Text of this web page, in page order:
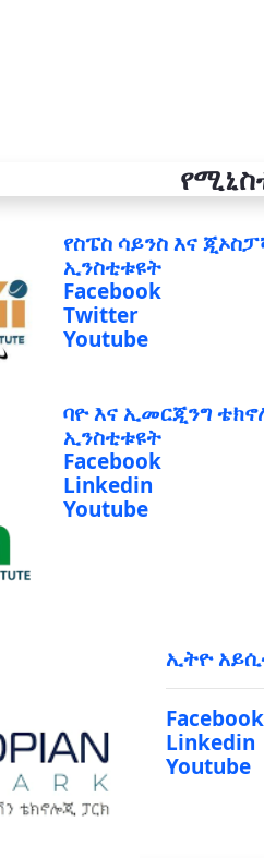
የስፔስ ሳይንስ እና
ኢንስቲቱዩት
Facebook
Twitter
Youtube
ባዮ እና ኢመርጂንግ
ኢንስቲቱዩት
Facebook
Linkedin
Youtube
ኢትዮ
Facebook
Linkedin
Youtube